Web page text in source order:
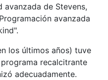
avanzada de Stevens,
avanzada
los últimos años) tuve
recalcitrante
adecuadamente.